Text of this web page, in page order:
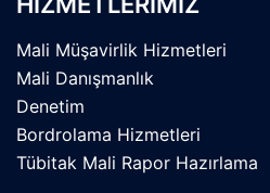
Mali Müşavirlik Hizmetleri
Mali Danışmanlık
Denetim
Bordrolama Hizmetleri
Tübitak Mali Rapor Hazırlama